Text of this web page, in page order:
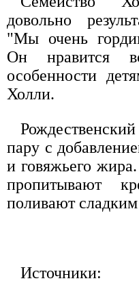
довольно
"Мы очень
Он нравится
особенности
Холли.
пару с
и говяжьего
пропитывают
поливают
Источники: